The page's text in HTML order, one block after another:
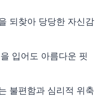
되찾아 당당한 자신감
입어도 아름다운 핏
불편함과 심리적 위축